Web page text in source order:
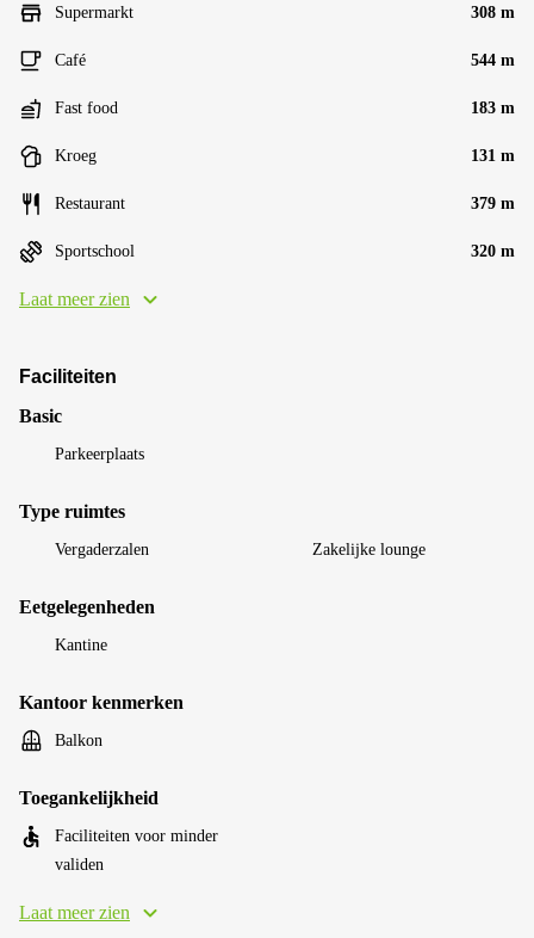
Supermarkt 308 m
Café 544 m
Fast food 183 m
Kroeg 131 m
Restaurant 379 m
Sportschool 320 m
Laat meer zien
Faciliteiten
Basic
Parkeerplaats
Type ruimtes
Vergaderzalen Zakelijke lounge
Eetgelegenheden
Kantine
Kantoor kenmerken
Balkon
Toegankelijkheid
Faciliteiten voor minder
validen
Laat meer zien